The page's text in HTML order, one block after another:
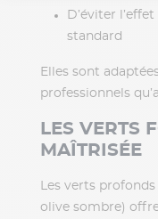
D’éviter
standard
Elles sont
professionnels
LES VERTS
MAÎTRISÉE
Les verts
olive sombre)